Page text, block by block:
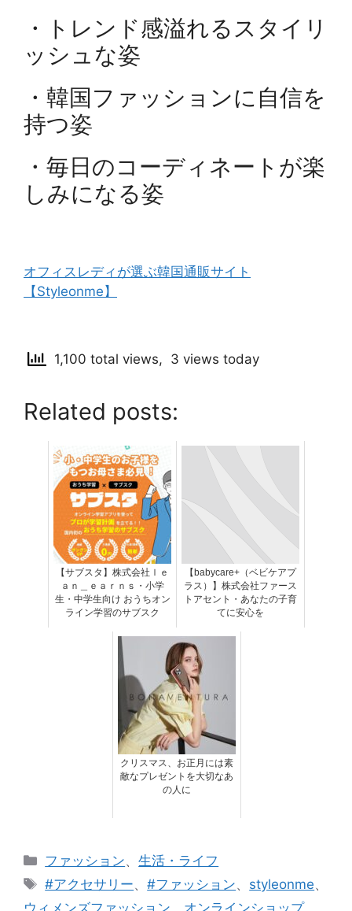
・トレンド感溢れるスタイリ
ッシュな姿
・韓国ファッションに自信を
持つ姿
・毎日のコーディネートが楽
しみになる姿
オフィスレディが選ぶ韓国通販サイト
【Styleonme】
1,100 total views, 3 views today
Related posts:
【サブスタ】株式会社ｌｅ
ａｎ＿ｅａｒｎｓ・小学
生・中学生向け おうちオン
ライン学習のサブスク
【babycare+（ベビケアプ
ラス）】株式会社ファース
トアセント・あなたの子育
てに安心を
クリスマス、お正月には素
敵なプレゼントを大切なあ
の人に
カ
テ
ファッション、生活・ライフ
タ
グ
#アクセサリー、#ファッション、 styleonme、